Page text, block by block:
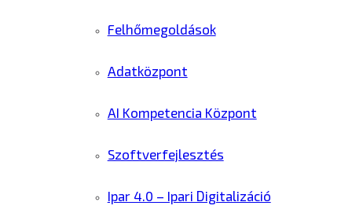
Felhőmegoldások
Adatközpont
AI Kompetencia Központ
Szoftverfejlesztés
Ipar 4.0 – Ipari Digitalizáció